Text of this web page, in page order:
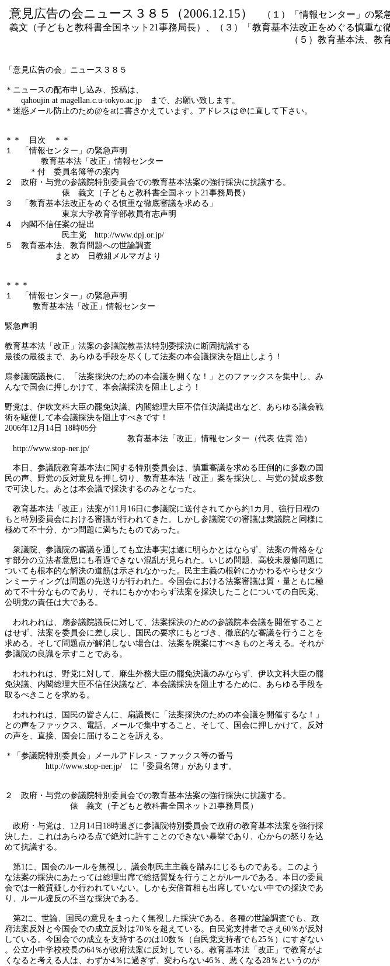
意見広告の会ニュース３８５（2006.12.15）
（１）「情報センター」の緊
義文（子どもと教科書全国ネット 21事務局長）、（３）「教育基本法改正をめぐる慎重
（５）教育基本法、教
「意見広告の会」ニュース３８５
＊ニュースの配布申し込み、投稿は、
qahoujin at magellan.c.u-tokyo.ac.jp まで、お願い致します。
＊迷惑メール防止のため@をatに書きかえています。アドレスは＠に直して下さい。
＊＊ 目次 ＊＊
１ 「情報センター」の緊急声明
教育基本法「改正」情報センター
＊付 委員名簿等の案内
２ 政府・与党の参議院特別委員会での教育基本法案の強行採決に抗議する。
俵 義文（子どもと教科書全国ネット 21事務局長）
３ 「教育基本法改正をめぐる慎重な徹底審議を求める」
東京大学教育学部教員有志声明
４ 内閣不信任案の提出
民主党 http://www.dpj.or.jp/
５ 教育基本法、教育問題への世論調査
まとめ 日教組メルマガより
＊＊＊
１ 「情報センター」の緊急声明
教育基本法「改正」情報センター
緊急声明
教育基本法「改正」法案の参議院教基法特別委採決に断固抗議する
最後の最後まで、あらゆる手段を尽くして法案の本会議採決を阻止しよう！
扇参議院議長に、「法案採決のための本会議を開くな！」とのファックスを集中し、み
んなで国会に押しかけて、本会議採決を阻止しよう！
野党は、伊吹文科大臣の罷免決議、内閣総理大臣不信任決議提出など、あらゆる議会戦
術を駆使して本会議採決を阻止すべきです！
2006年12月14日 18時05分
教育基本法「改正」情報センター（代表 佐貫 浩）
http://www.stop-ner.jp/
本日、参議院教育基本法に関する特別委員会は、慎重審議を求める圧倒的に多数の国
民の声、野党の反対意見を押し切り、教育基本法「改正」案を採決し、与党の賛成多数
で可決した。あとは本会議で採決するのみとなった。
教育基本法「改正」法案が11月16日に参議院に送付されてから約1カ月、強行日程の
もと特別委員会における審議が行われてきた。しかし参議院での審議は衆議院と同様に
極めて不十分、かつ問題に満ちたものであった。
衆議院、参議院の審議を通しても立法事実は遂に明らかとはならず、法案の骨格をな
す部分の立法者意思にも看過できない混乱が見られた。いじめ問題、高校未履修問題に
ついても根本的な解決の道筋は示されなかった。民主主義の根幹にかかわるやらせタウ
ンミーティングは問題の先送りが行われた。今国会における法案審議は質・量ともに極
めて不十分なものであり、それにもかかわらず法案を採決したことについての自民党、
公明党の責任は大である。
われわれは、扇参議院議長に対して、法案採決のための参議院本会議を開催すること
はせず、法案を委員会に差し戻し、国民の要求にもとづき、徹底的な審議を行うことを
求める。そして問題点が解消しない場合は、法案を廃案にすべきものと考える。それが
参議院の良識を示すことである。
われわれは、野党に対して、麻生外務大臣の罷免決議のみならず、伊吹文科大臣の罷
免決議、内閣総理大臣不信任決議など、本会議採決を阻止するために、あらゆる手段を
取るべきことを求める。
われわれは、国民の皆さんに、扇議長に「法案採決のための本会議を開催するな！」
との声をファックス、電話、メールで集中すること、そして、国会に押しかけて、反対
の声を、直接、国会に届けることを訴える。
＊「参議院特別委員会」メールアドレス・ファックス等の番号
http://www.stop-ner.jp/ に「委員名簿」があります。
２ 政府・与党の参議院特別委員会での教育基本法案の強行採決に抗議する。
俵 義文（子どもと教科書全国ネット 21事務局長）
政府・与党は、 12月14日18時過ぎに参議院特別委員会で政府の教育基本法案を強行採
決した。これはあらゆる点で絶対に許すことのできない暴挙であり、心からの怒りを込
めて抗議する。
第1に、国会のルールを無視し、議会制民主主義を踏みにじるものである。このよう
な法案の採決にあたっては総理出席で総括質疑を行うことがルールである。本日の委員
会では一般質疑しか行われていない。しかも安倍首相も出席していない中での採決であ
り、ルール違反の不当な採決である。
第2に、世論、国民の意見をまったく無視した採決である。各種の世論調査でも、政
府法案反対と今国会での成立反対は70％を超えている。自民党支持者でさえ60％が反対
している。今国会での成立を支持するのは10数％（自民党支持者でも25％）にすぎない
。公立小中学校校長の64％が政府法案に反対している。教育基本法「改正」で教育がよ
くなると考える人は、わずか4％に過ぎず、変わらない46％、悪くなる28％というのが